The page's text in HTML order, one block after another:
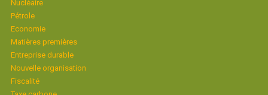
Nucléaire
Pétrole
Economie
Matières premières
Entreprise durable
Nouvelle organisation
Fiscalité